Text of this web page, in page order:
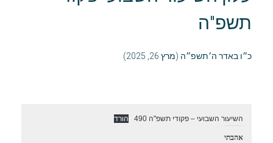
תשפ"ה
כ״ו באדר ה׳תשפ״ה (מרץ 26, 2025)
השיעור השבועי – פקודי תשפ"ה 490 הורד
אהבתי